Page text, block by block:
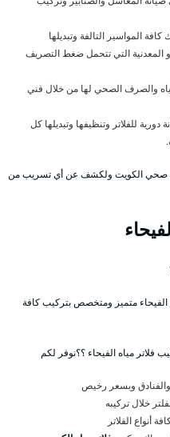
المواسير التالفة وتبديلها
المعدنية التي تتحمل ضغط التصريف
والصرف الصحي لها من خلال فني
للفلاتر وتنظيفها وتبديلها كل
صحي الكويت ولكشف عن أي تسريب من
الفيحاء متميز ومتخصص بتركيب كافة
فلاتر مياه الفيحاء ؟؟نوفر لكم
والفنادق وبسعر رخيص
خلال تركيبه
الفلاتر